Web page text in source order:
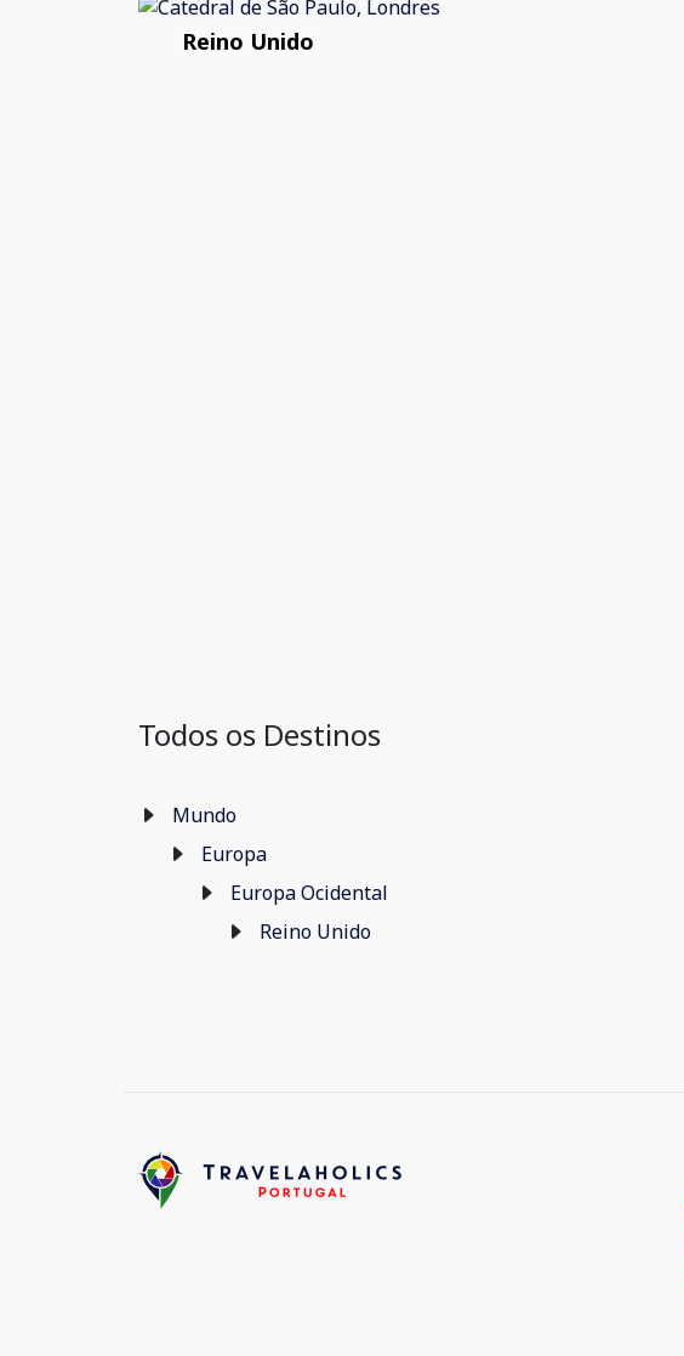
Reino Unido
Todos os Destinos
Mundo
Europa
Europa Ocidental
Reino Unido